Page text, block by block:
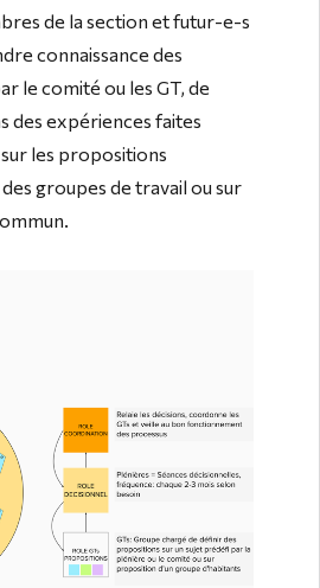
de la section et futur-e-s
connaissance des
le comité ou les GT, de
des expériences faites
les propositions
groupes de travail ou sur